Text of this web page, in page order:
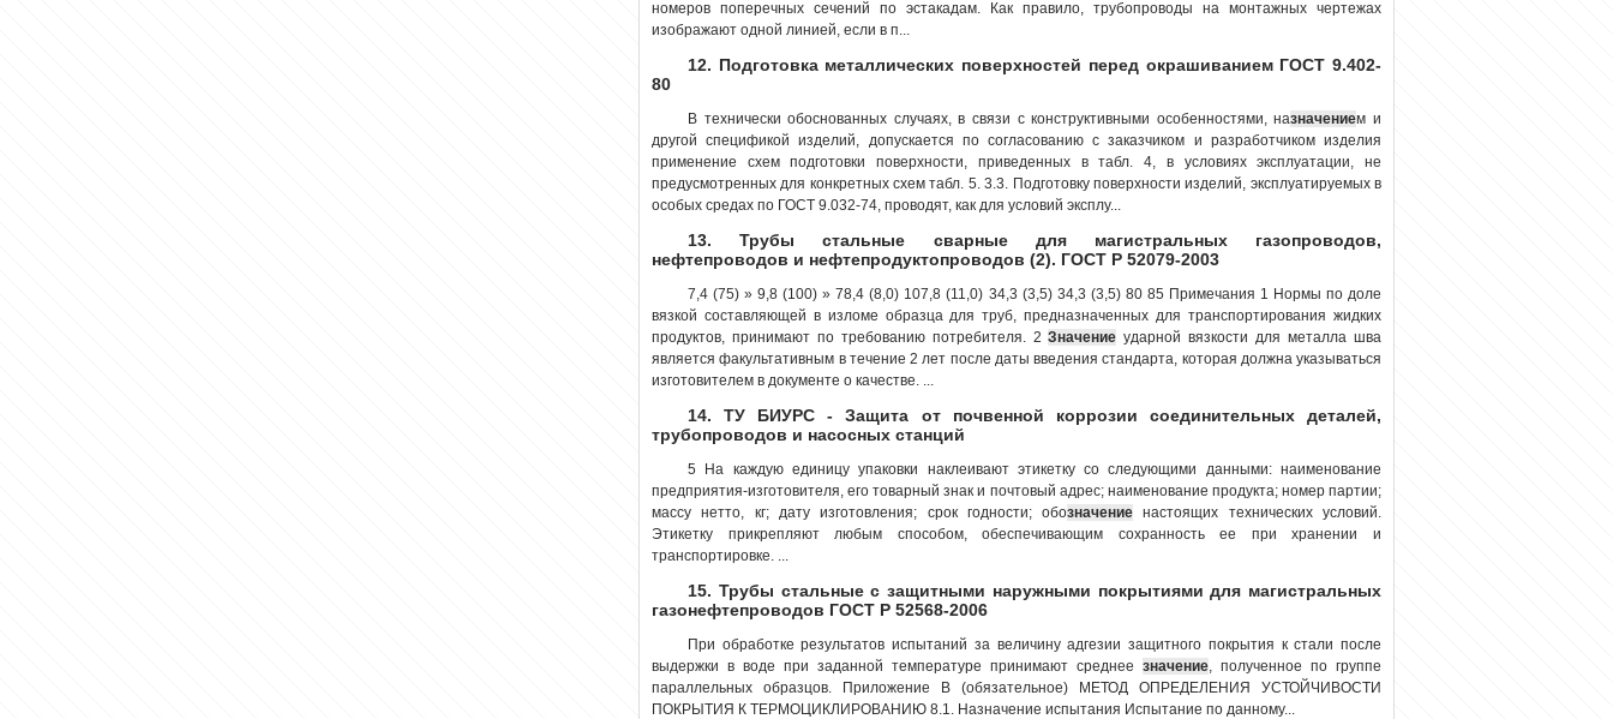
номеров поперечных сечений по эстакадам. Как правило, трубопроводы на монтажных чертежах
изображают одной линией, если в п...
12. Подготовка металлических поверхностей перед окрашиванием ГОСТ 9.402-
80
В технически обоснованных случаях, в связи с конструктивными особенностями, назначением и
другой спецификой изделий, допускается по согласованию с заказчиком и разработчиком изделия
применение схем подготовки поверхности, приведенных в табл. 4, в условиях эксплуатации, не
предусмотренных для конкретных схем табл. 5. 3.3. Подготовку поверхности изделий, эксплуатируемых в
особых средах по ГОСТ 9.032-74, проводят, как для условий эксплу...
13. Трубы стальные сварные для магистральных газопроводов,
нефтепроводов и нефтепродуктопроводов (2). ГОСТ Р 52079-2003
7,4 (75) » 9,8 (100) » 78,4 (8,0) 107,8 (11,0) 34,3 (3,5) 34,3 (3,5) 80 85 Примечания 1 Нормы по доле
вязкой составляющей в изломе образца для труб, предназначенных для транспортирования жидких
продуктов, принимают по требованию потребителя. 2Значение ударной вязкости для металла шва
является факультативным в течение 2 лет после даты введения стандарта, которая должна указываться
изготовителем в документе о качестве. ...
14. ТУ БИУРС - Защита от почвенной коррозии соединительных деталей,
трубопроводов и насосных станций
5 На каждую единицу упаковки наклеивают этикетку со следующими данными: наименование
предприятия-изготовителя, его товарный знак и почтовый адрес; наименование продукта; номер партии;
массу нетто, кг; дату изготовления; срок годности; обозначение настоящих технических условий.
Этикетку прикрепляют любым способом, обеспечивающим сохранность ее при хранении и
транспортировке. ...
15. Трубы стальные с защитными наружными покрытиями для магистральных
газонефтепроводов ГОСТ Р 52568-2006
При обработке результатов испытаний за величину адгезии защитного покрытия к стали после
выдержки в воде при заданной температуре принимают среднее значение, полученное по группе
параллельных образцов. Приложение В (обязательное) МЕТОД ОПРЕДЕЛЕНИЯ УСТОЙЧИВОСТИ
ПОКРЫТИЯ К ТЕРМОЦИКЛИРОВАНИЮ 8.1. Назначение испытания Испытание по данному...